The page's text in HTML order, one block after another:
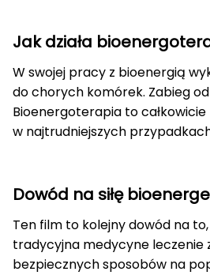
Jak działa
W swojej pracy z bioenergią
do chorych komórek. Zabieg
Bioenergoterapia to
w najtrudniejszych
Dowód na siłę
Ten film to kolejny dowód na
tradycyjna medycyne leczenie
bezpiecznych sposobów na